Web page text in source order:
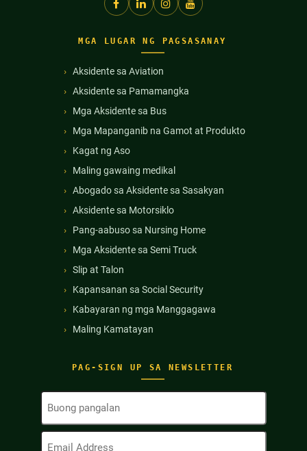
PAG-SIGN UP SA NEWSLETTER
Buong
(Kinakailangan)
Email
MGA LUGAR NG PAGSASANAY
Aksidente sa Aviation
Aksidente sa Pamamangka
Mga Aksidente sa Bus
Mga Mapanganib na Gamot at Produkto
Kagat ng Aso
Maling gawaing medikal
Abogado sa Aksidente sa Sasakyan
Aksidente sa Motorsiklo
Pang-aabuso sa Nursing Home
Mga Aksidente sa Semi Truck
Slip at Talon
Kapansanan sa Social Security
Kabayaran ng mga Manggagawa
Maling Kamatayan